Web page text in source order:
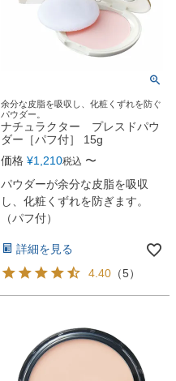
余分な皮脂を吸収し、化粧くずれを防ぐ
パウダー。
ナチュラクター プレスドパウ
ダー［パフ付］ 15g
価格 ¥1,210税込 〜
パウダーが余分な皮脂を吸収
し、化粧くずれを防ぎます。
（パフ付）
詳細を見る
4.40 （5）